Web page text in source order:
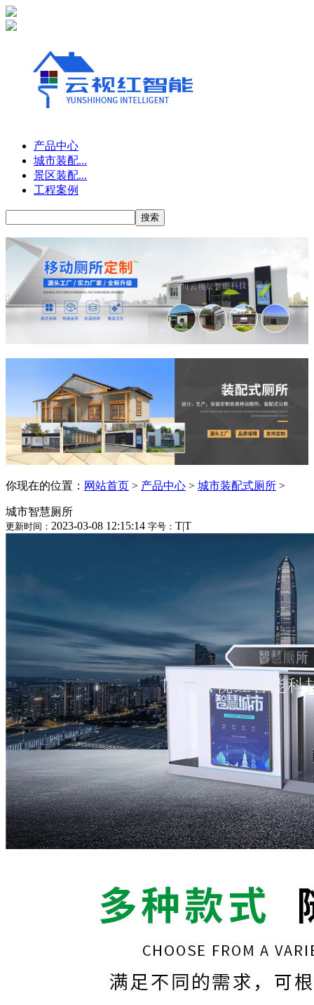
产品中心
城市装配...
景区装配...
工程案例
你现在的位置： 网站首页 > 产品中心 > 城市装配式厕所 >
城市智慧厕所
更新时间： 2023-03-08 12:15:14 字号： T|T